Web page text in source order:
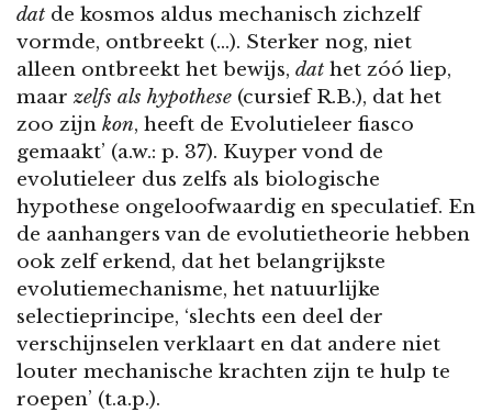
dat de kosmos aldus mechanisch zichzelf
vormde, ontbreekt (…). Sterker nog, niet
alleen ontbreekt het bewijs, dat het zóó liep,
maar zelfs als hypothese (cursief R.B.), dat het
zoo zijn kon, heeft de Evolutieleer fiasco
gemaakt’ (a.w.: p. 37). Kuyper vond de
evolutieleer dus zelfs als biologische
hypothese ongeloofwaardig en speculatief. En
de aanhangers van de evolutietheorie hebben
ook zelf erkend, dat het belangrijkste
evolutiemechanisme, het natuurlijke
selectieprincipe, ‘slechts een deel der
verschijnselen verklaart en dat andere niet
louter mechanische krachten zijn te hulp te
roepen’ (t.a.p.).